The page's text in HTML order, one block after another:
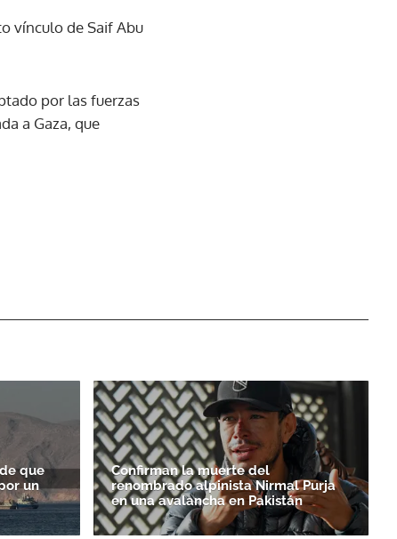
vínculo de Saif Abu
por las fuerzas
a Gaza, que
que
un
Confirman la muerte del
renombrado alpinista Nirmal Purja
en una avalancha en Pakistán